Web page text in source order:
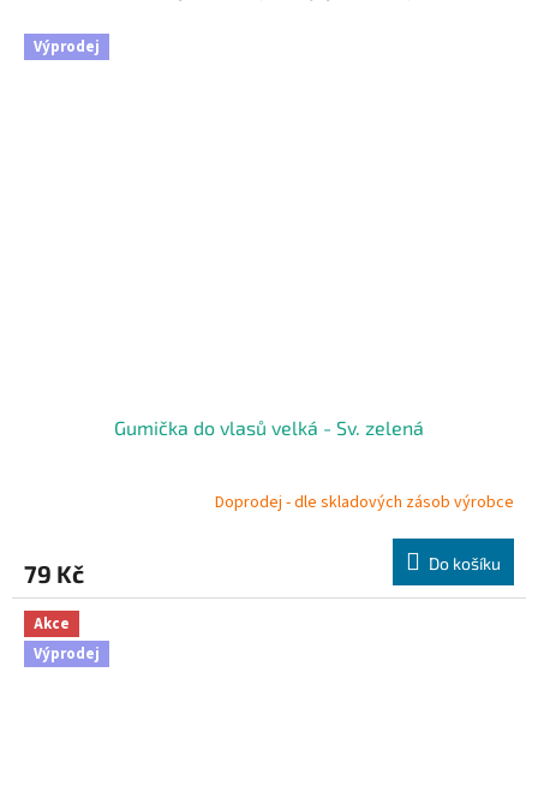
Výprodej
Gumička do vlasů velká - Sv. zelená
Doprodej - dle skladových zásob výrobce
79 Kč Do košíku
Akce
Výprodej